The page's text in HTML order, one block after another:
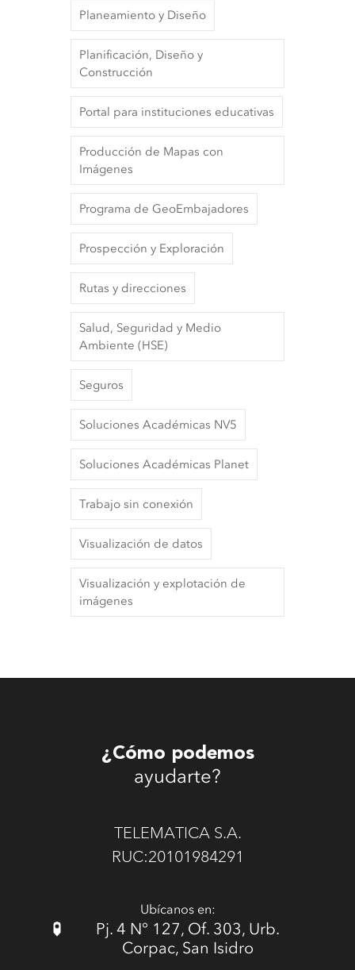
Planeamiento y Diseño
Planificación, Diseño y
Construcción
Portal para instituciones educativas
Producción de Mapas con
Imágenes
Programa de GeoEmbajadores
Prospección y Exploración
Rutas y direcciones
Salud, Seguridad y Medio
Ambiente (HSE)
Seguros
Soluciones Académicas NV5
Soluciones Académicas Planet
Trabajo sin conexión
Visualización de datos
Visualización y explotación de
imágenes
¿Cómo podemos
ayudarte?
TELEMATICA S.A.
RUC:20101984291
Ubícanos en:
Pj. 4 N° 127, Of. 303, Urb.
Corpac, San Isidro